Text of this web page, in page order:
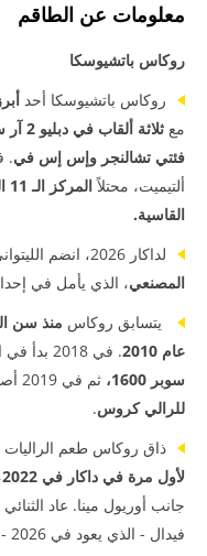
معلومات عن الطاقم
روكاس باتشيوسكا
روكاس باتشيوسكا أحد
مع
فئتي تشالنجر وإس إس في
ألتيميت، محتلاً
القاسية.
لداكار 2026، انضم الليتواني البالغ 26 عامًا إلى
المصنعي، الذي يأمل في
يتسابق روكاس منذ سن
عام 2010
. في 2018 بدأ في الرالي كروس العالمي،
سوبر 1600،
ثم في 2019 أصبح
للرالي كروس.
ذاق روكاس طعم الراليات
لأول مرة في داكار في 2022
فيدال - الذي يعود في 2026 - كان متوقفًا بسبب الإصابة.